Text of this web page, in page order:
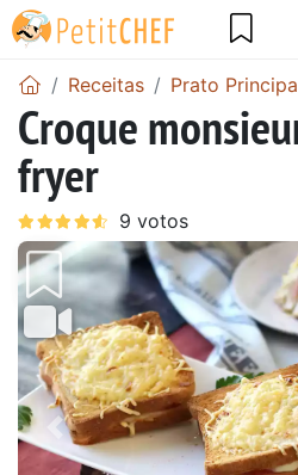
Receitas Prato
Croque
fryer
Anterior